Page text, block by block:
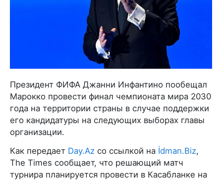
Президент ФИФА Джанни Инфантино пообещал
Марокко провести финал чемпионата мира 2030
года на территории страны в случае поддержки
его кандидатуры на следующих выборах главы
организации.
Как передает Day.Az со ссылкой на İdman.Biz,
The Times сообщает, что решающий матч
турнира планируется провести в Касабланке на